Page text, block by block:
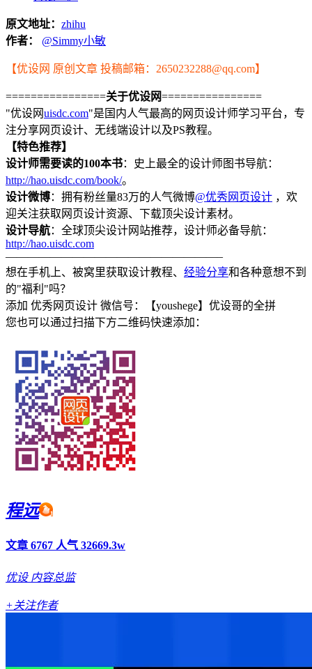
原文地址： zhihu
作者：
@Simmy小敏
【优设网 原创文章 投稿邮箱：2650232288@qq.com】
================关于优设网================
"优设网uisdc.com"是国内人气最高的网页设计师学习平台，专
注分享网页设计、无线端设计以及PS教程。
【特色推荐】
设计师需要读的100本书：史上最全的设计师图书导航：
http://hao.uisdc.com/book/。
设计微博：拥有粉丝量83万的人气微博@优秀网页设计 ，欢
迎关注获取网页设计资源、下载顶尖设计素材。
设计导航：全球顶尖设计网站推荐，设计师必备导航：
http://hao.uisdc.com
———————————————————–
想在手机上、被窝里获取设计教程、 经验分享和各种意想不到
的"福利"吗？
添加 优秀网页设计 微信号：【youshege】优设哥的全拼
您也可以通过扫描下方二维码快速添加：
程远
文章 6767 人气 32669.3w
优设 内容总监
+关注作者